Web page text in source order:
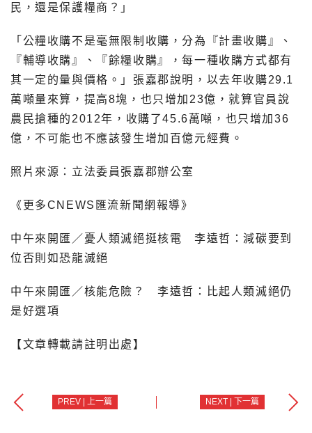
民，還是保護糧商？」
「公糧收購不是毫無限制收購，分為『計畫收購』、
『輔導收購』、『餘糧收購』，每一種收購方式都有
其一定的量與價格。」張嘉郡說明，以去年收購29.1
萬噸量來算，提高8塊，也只增加23億，就算官員說
農民搶種的2012年，收購了45.6萬噸，也只增加36
億，不可能也不應該發生增加百億元經費。
照片來源：立法委員張嘉郡辦公室
《更多CNEWS匯流新聞網報導》
中午來開匯／憂人類滅絕挺核電 李遠哲：減碳要到
位否則如恐龍滅絕
中午來開匯／核能危險？ 李遠哲：比起人類滅絕仍
是好選項
【文章轉載請註明出處】
PREV | 上一篇 NEXT | 下一篇